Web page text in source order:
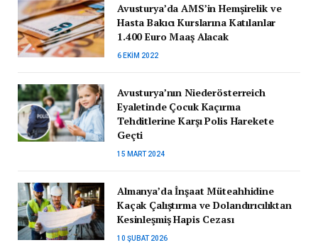
Avusturya’da AMS’in Hemşirelik ve
Hasta Bakıcı Kurslarına Katılanlar
1.400 Euro Maaş Alacak
6 EKIM 2022
Avusturya’nın Niederösterreich
Eyaletinde Çocuk Kaçırma
Tehditlerine Karşı Polis Harekete
Geçti
15 MART 2024
Almanya’da İnşaat Müteahhidine
Kaçak Çalıştırma ve Dolandırıcılıktan
Kesinleşmiş Hapis Cezası
10 ŞUBAT 2026